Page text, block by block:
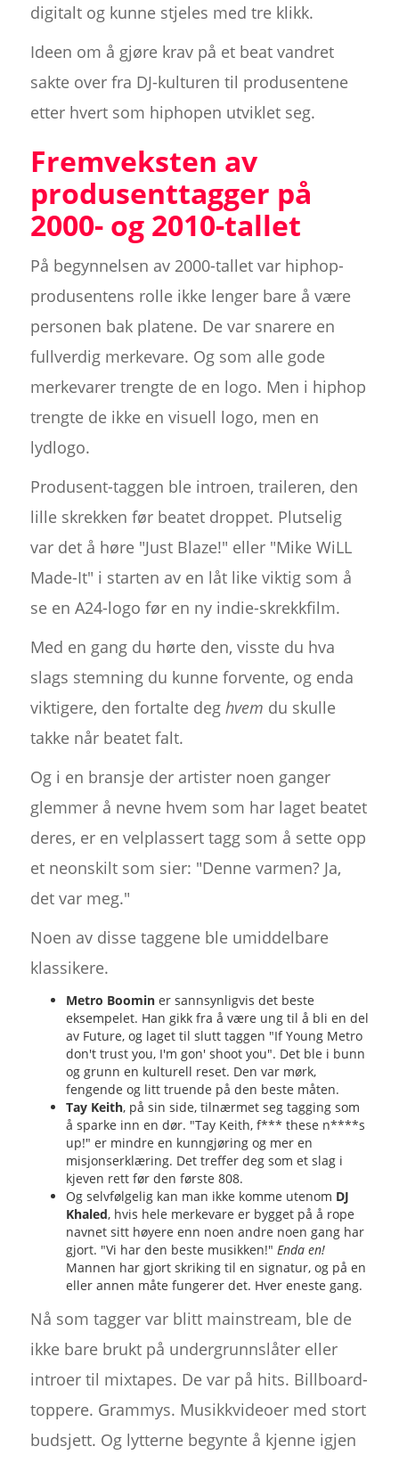
digitalt og kunne stjeles med tre klikk.
Ideen om å gjøre krav på et beat vandret
sakte over fra DJ-kulturen til produsentene
etter hvert som hiphopen utviklet seg.
Fremveksten av
produsenttagger på
2000- og 2010-tallet
På begynnelsen av 2000-tallet var hiphop-
produsentens rolle ikke lenger bare å være
personen bak platene. De var snarere en
fullverdig merkevare. Og som alle gode
merkevarer trengte de en logo. Men i hiphop
trengte de ikke en visuell logo, men en
lydlogo.
Produsent-taggen ble introen, traileren, den
lille skrekken før beatet droppet. Plutselig
var det å høre "Just Blaze!" eller "Mike WiLL
Made-It" i starten av en låt like viktig som å
se en A24-logo før en ny indie-skrekkfilm.
Med en gang du hørte den, visste du hva
slags stemning du kunne forvente, og enda
viktigere, den fortalte deg hvem du skulle
takke når beatet falt.
Og i en bransje der artister noen ganger
glemmer å nevne hvem som har laget beatet
deres, er en velplassert tagg som å sette opp
et neonskilt som sier: "Denne varmen? Ja,
det var meg."
Noen av disse taggene ble umiddelbare
klassikere.
Metro Boominer sannsynligvis det beste
eksempelet. Han gikk fra å være ung til å bli en del
av Future, og laget til slutt taggen "If Young Metro
don't trust you, I'm gon' shoot you". Det ble i bunn
og grunn en kulturell reset. Den var mørk,
fengende og litt truende på den beste måten.
Tay Keith, på sin side, tilnærmet seg tagging som
å sparke inn en dør. "Tay Keith, f*** these n****s
up!" er mindre en kunngjøring og mer en
misjonserklæring. Det treffer deg som et slag i
kjeven rett før den første 808.
Og selvfølgelig kan man ikke komme utenom DJ
Khaled, hvis hele merkevare er bygget på å rope
navnet sitt høyere enn noen andre noen gang har
gjort. "Vi har den beste musikken!" Enda en!
Mannen har gjort skriking til en signatur, og på en
eller annen måte fungerer det. Hver eneste gang.
Nå som tagger var blitt mainstream, ble de
ikke bare brukt på undergrunnslåter eller
introer til mixtapes. De var på hits. Billboard-
toppere. Grammys. Musikkvideoer med stort
budsjett. Og lytterne begynte å kjenne igjen